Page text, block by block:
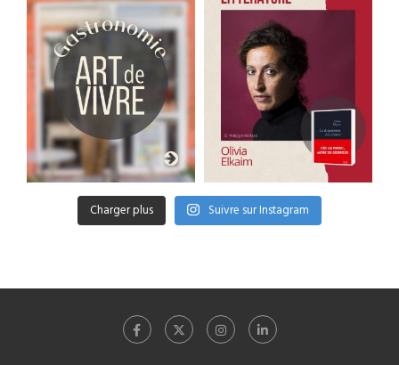
Charger plus Suivre sur Instagram